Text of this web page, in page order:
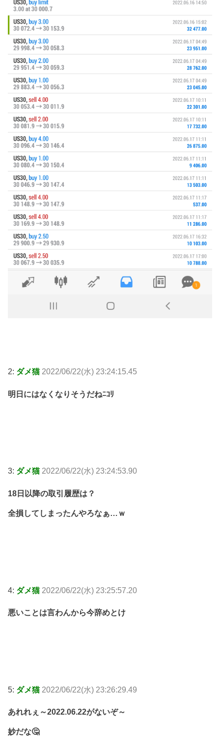
2: ダメ猫 2022/06/22(水) 23:24:15.45
明日にはなくなりそうだねﾆｺﾘ
3: ダメ猫 2022/06/22(水) 23:24:53.90
18日以降の取引履歴は？
全損してしまったんやろなぁ…ｗ
4: ダメ猫 2022/06/22(水) 23:25:57.20
悪いことは言わんから今辞めとけ
5: ダメ猫 2022/06/22(水) 23:26:29.49
あれれぇ～2022.06.22がないぞ～
妙だな🤔